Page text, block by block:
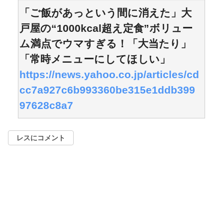
「ご飯があっという間に消えた」大
戸屋の“1000kcal超え定食”ボリュー
ム満点でウマすぎる！「大当たり」
「常時メニューにしてほしい」
https://news.yahoo.co.jp/articles/cd
cc7a927c6b993360be315e1ddb399
97628c8a7
レスにコメント